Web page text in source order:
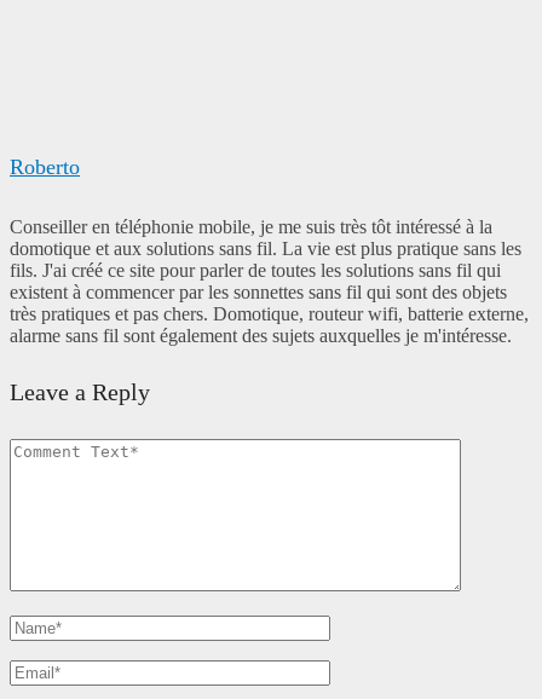
Roberto
Conseiller en téléphonie mobile, je me suis très tôt intéressé à la
domotique et aux solutions sans fil. La vie est plus pratique sans les
fils. J'ai créé ce site pour parler de toutes les solutions sans fil qui
existent à commencer par les sonnettes sans fil qui sont des objets
très pratiques et pas chers. Domotique, routeur wifi, batterie externe,
alarme sans fil sont également des sujets auxquelles je m'intéresse.
Leave a Reply